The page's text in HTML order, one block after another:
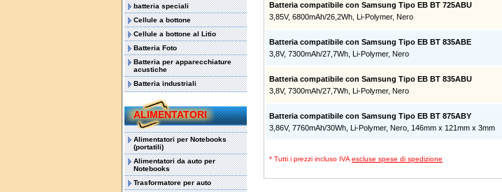
batteria speciali
Cellule a bottone
Cellule a bottone al Litio
Batteria Foto
Batteria per apparecchiature
acustiche
Batteria industriali
ALIMENTATORI
Alimentatori per Notebooks
(portatili)
Alimentatori da auto per
Notebooks
Trasformatore per auto
Batteria compatibile con Samsung Tipo EB BT 725ABU
3,85V, 6800mAh/26,2Wh, Li-Polymer, Nero
Batteria compatibile con Samsung Tipo EB BT 835ABE
3,8V, 7300mAh/27,7Wh, Li-Polymer, Nero
Batteria compatibile con Samsung Tipo EB BT 835ABU
3,8V, 7300mAh/27,7Wh, Li-Polymer, Nero
Batteria compatibile con Samsung Tipo EB BT 875ABY
3,86V, 7760mAh/30Wh, Li-Polymer, Nero, 146mm x 121mm x 3mm
* Tutti i prezzi incluso IVA escluse spese di spedizione